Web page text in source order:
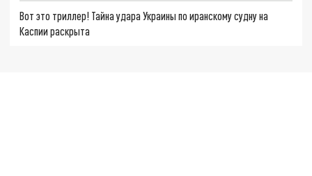
Вот это триллер! Тайна удара Украины по иранскому судну на
Каспии раскрыта